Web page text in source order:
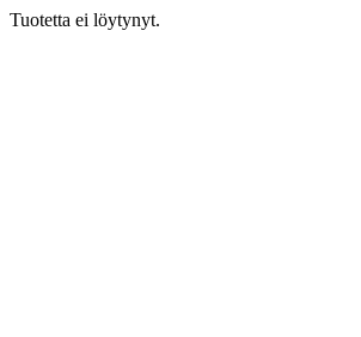
Tuotetta ei löytynyt.